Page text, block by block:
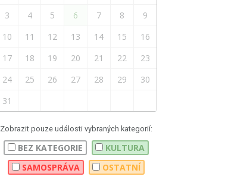
3
4 5 6 7 8
9
10
11 12 13 14 15
16
17
18 19 20 21 22
23
24
25 26 27 28 29
30
31
Zobrazit pouze události vybraných kategorií:
BEZ KATEGORIE
KULTURA
SAMOSPRÁVA
OSTATNÍ